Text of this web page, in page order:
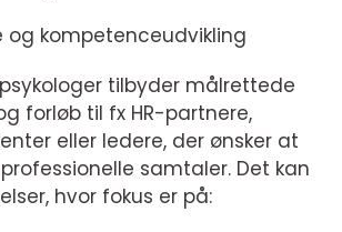
og kompetenceudvikling
tilbyder målrettede
forløb til fx HR-partnere,
eller ledere, der ønsker at
samtaler. Det kan
hvor fokus er på: